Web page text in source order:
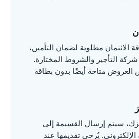
الائتمان مطلوبة لضمان التأمين،
التأجير والشروط المختارة.
العروض متاحة أيضًا بدون بطاقة
سيتم إرسال القسيمة إلى
يُرجى تقديمها عند